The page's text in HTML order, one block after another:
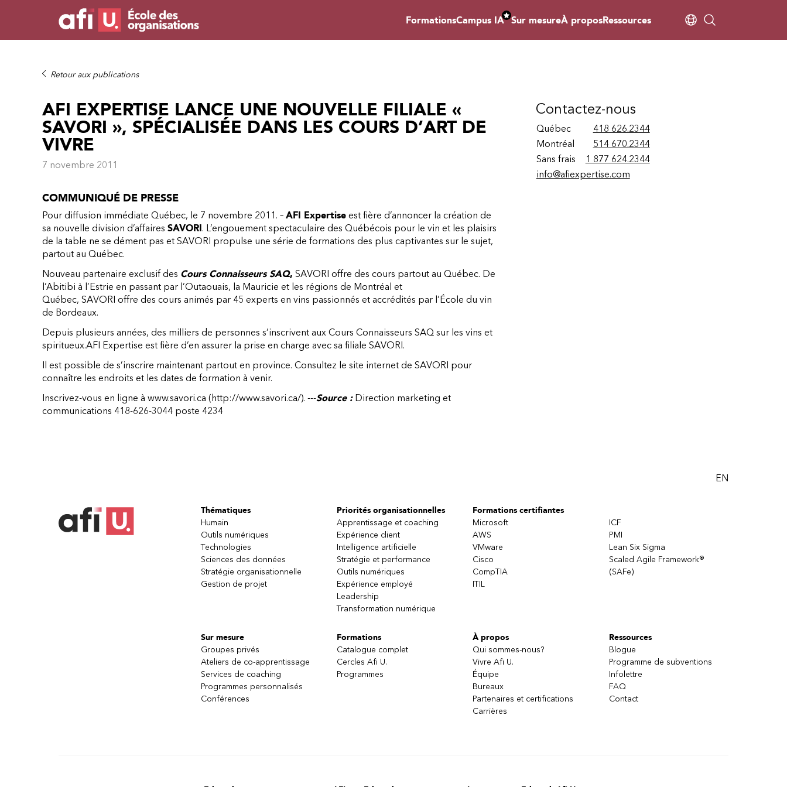
FormationsCampus IA Sur mesureÀ proposRessources
Retour aux publications
AFI EXPERTISE LANCE UNE NOUVELLE FILIALE «
SAVORI », SPÉCIALISÉE DANS LES COURS D’ART DE
VIVRE
7 novembre 2011
COMMUNIQUÉ DE PRESSE
Pour diffusion immédiate Québec, le 7 novembre 2011. – AFI Expertise est fière d’annoncer la création de
sa nouvelle division d’affaires SAVORI. L’engouement spectaculaire des Québécois pour le vin et les plaisirs
de la table ne se dément pas et SAVORI propulse une série de formations des plus captivantes sur le sujet,
partout au Québec.
Nouveau partenaire exclusif des Cours Connaisseurs SAQ, SAVORI offre des cours partout au Québec. De
l’Abitibi à l’Estrie en passant par l’Outaouais, la Mauricie et les régions de Montréal et
Québec, SAVORI offre des cours animés par 45 experts en vins passionnés et accrédités par l’École du vin
de Bordeaux.
Depuis plusieurs années, des milliers de personnes s’inscrivent aux Cours Connaisseurs SAQ sur les vins et
spiritueux.AFI Expertise est fière d’en assurer la prise en charge avec sa filiale SAVORI.
Il est possible de s’inscrire maintenant partout en province. Consultez le site internet de SAVORI pour
connaître les endroits et les dates de formation à venir.
Inscrivez-vous en ligne à www.savori.ca (http://www.savori.ca/). ---Source :Direction marketing et
communications 418-626-3044 poste 4234
Contactez-nous
Québec
418 626.2344
Montréal
514 670.2344
Sans frais
1 877 624.2344
info@afiexpertise.com
EN
Thématiques
Humain
Outils numériques
Technologies
Sciences des données
Stratégie organisationnelle
Gestion de projet
Priorités organisationnelles
Apprentissage et coaching
Expérience client
Intelligence artificielle
Stratégie et performance
Outils numériques
Expérience employé
Leadership
Transformation numérique
Formations certifiantes
Microsoft
AWS
VMware
Cisco
CompTIA
ITIL
ICF
PMI
Lean Six Sigma
Scaled Agile Framework®
(SAFe)
Sur mesure
Groupes privés
Ateliers de co-apprentissage
Services de coaching
Programmes personnalisés
Conférences
Formations
Catalogue complet
Cercles Afi U.
Programmes
À propos
Qui sommes-nous?
Vivre Afi U.
Équipe
Bureaux
Partenaires et certifications
Carrières
Ressources
Blogue
Programme de subventions
Infolettre
FAQ
Contact